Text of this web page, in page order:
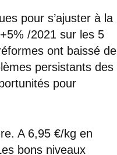
pour s’ajuster à la
/2021 sur les 5
ont baissé de
persistants des
pour
A 6,95 €/kg en
bons niveaux